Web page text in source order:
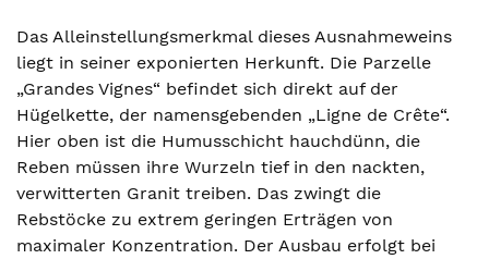
Das Alleinstellungsmerkmal dieses Ausnahmeweins
liegt in seiner exponierten Herkunft. Die Parzelle
„Grandes Vignes“ befindet sich direkt auf der
Hügelkette, der namensgebenden „Ligne de Crête“.
Hier oben ist die Humusschicht hauchdünn, die
Reben müssen ihre Wurzeln tief in den nackten,
verwitterten Granit treiben. Das zwingt die
Rebstöcke zu extrem geringen Erträgen von
maximaler Konzentration. Der Ausbau erfolgt bei